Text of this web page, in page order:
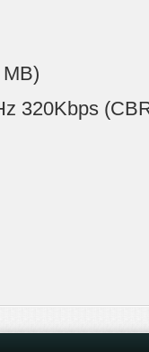
320Kbps